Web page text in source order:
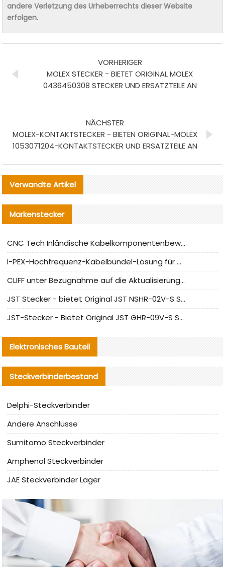
andere Verletzung des Urheberrechts dieser Website
erfolgen.
VORHERIGER
MOLEX STECKER - BIETET ORIGINAL MOLEX
0436450308 STECKER UND ERSATZTEILE AN
NÄCHSTER
MOLEX-KONTAKTSTECKER - BIETEN ORIGINAL-MOLEX
1053071204-KONTAKTSTECKER UND ERSATZTEILE AN
Verwandte Artikel
Markenstecker
CNC Tech Inländische Kabelkomponentenbewertung und Massenproduktionsanpassungsanleitung
I-PEX-Hochfrequenz-Kabelbündel-Lösung für die heimische Produktion analysiert
CLIFF unter Bezugnahme auf die Aktualisierung der chinesischen Stecker-Testnormen
JST Stecker - bietet Original JST NSHR-02V-S Stecker und Ersatzteile an
JST-Stecker - Bietet Original JST GHR-09V-S Stecker und Ersatzteile an
Elektronisches Bauteil
Steckverbinderbestand
Delphi-Steckverbinder
Andere Anschlüsse
Sumitomo Steckverbinder
Amphenol Steckverbinder
JAE Steckverbinder Lager